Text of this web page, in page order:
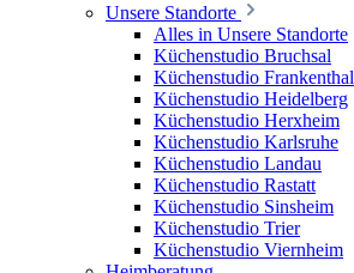
Unsere Standorte
Alles in Unsere Standorte
Küchenstudio Bruchsal
Küchenstudio Frankenthal
Küchenstudio Heidelberg
Küchenstudio Herxheim
Küchenstudio Karlsruhe
Küchenstudio Landau
Küchenstudio Rastatt
Küchenstudio Sinsheim
Küchenstudio Trier
Küchenstudio Viernheim